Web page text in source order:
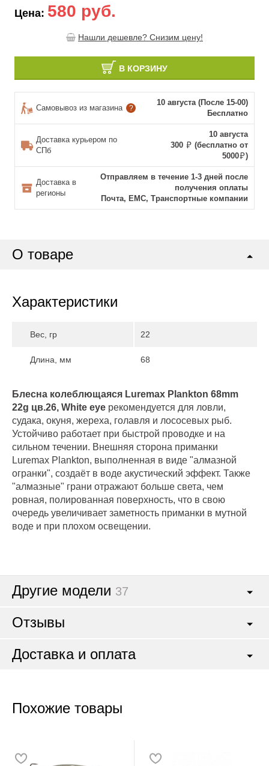
Цена: 580 руб.
Нашли дешевле? Снизим цену!
В КОРЗИНУ
Самовывоз из магазина ?
10 августа (После 15-00)
Бесплатно
Доставка курьером по
СПб
10 августа
300
(бесплатно от
5000
)
Доставка в
регионы
Отправляем в течение 1-3 дней после
получения оплаты
Почта, ЕМС, Транспортные компании
О товаре
Характеристики
Вес, гр 22
Длина, мм 68
Блесна колеблющаяся Luremax Plankton 68mm
22g цв.26, White eye рекомендуется для ловли,
судака, окуня, жереха, голавля и лососевых рыб.
Устойчиво работает при быстрой проводке и на
сильном течении. Внешняя сторона приманки
Luremax Plankton, выполненная в виде "алмазной
огранки", создаёт в воде акустический эффект. Также
"алмазные" грани отражают больше света, чем
ровная, полированная поверхность, что в свою
очередь увеличивает заметность приманки в мутной
воде и при плохом освещении.
Другие модели 37
Отзывы
Доставка и оплата
Похожие товары